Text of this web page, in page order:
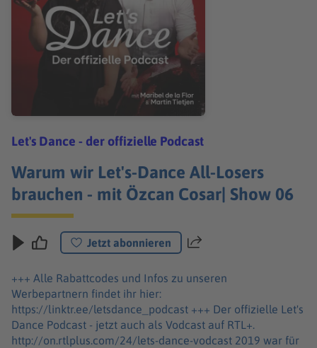
Let's Dance - der offizielle Podcast
Warum wir Let's-Dance All-Losers
brauchen - mit Özcan Cosar| Show 06
Jetzt abonnieren Teilen
+++ Alle Rabattcodes und Infos zu unseren
Werbepartnern findet ihr hier:
https://linktr.ee/letsdance_podcast +++ Der offizielle Let's
Dance Podcast - jetzt auch als Vodcast auf RTL+.
http://on.rtlplus.com/24/lets-dance-vodcast 2019 war für